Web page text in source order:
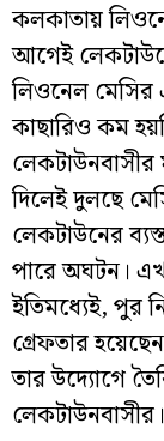
কলকাতায়
আগেই লেকটাউনে
লিওনেল মেসির
কাছারিও কম
দিলেই দুলছে
লেকটাউনের
পারে অঘটন।
ইতিমধ্যেই, পুর
গ্রেফতার
তার উদ্যোগে
লেকটাউনবাসীর।